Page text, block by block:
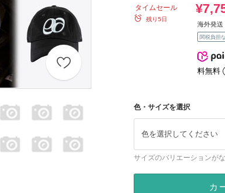
タイムセール
残り5日
海外発送
関税負担な
料無料
色・サイズを選択
色を選択してください
サイズのバリエーションが
カ